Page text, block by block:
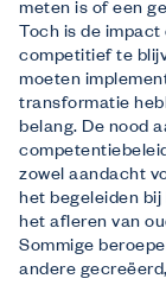
meten is of een
Toch is de
competitief te
moeten
transformatie
belang. De nood
zowel aandacht
het begeleiden
het afleren van
Sommige
andere